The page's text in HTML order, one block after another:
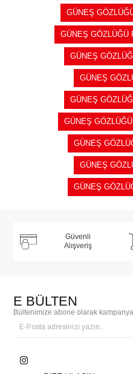
GÜNEŞ
GÜNEŞ GÖZLÜĞÜ
GÜNEŞ
GÜNEŞ
GÜNEŞ
GÜNEŞ
GÜNEŞ
GÜNEŞ
GÜNEŞ
Güvenli
Alışveriş
E BÜLTEN
Bültenimize abone olarak